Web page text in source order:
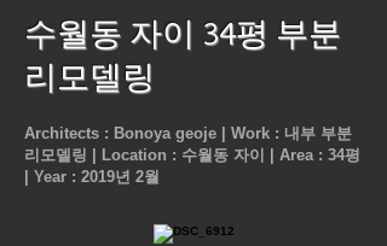
수월동 자이 34평 부분
리모델링
Architects : Bonoya geoje | Work : 내부 부분
리모델링 |
Location : 수월동 자이 | Area : 34평
Year : 2019년 2월